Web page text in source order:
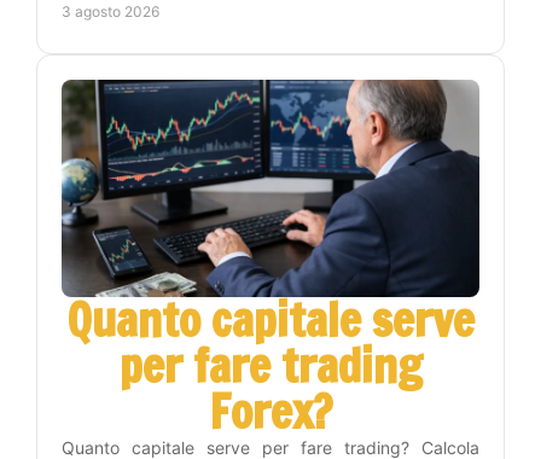
inutili.
3 agosto 2026
Quanto capitale serve
per fare trading
Forex?
Quanto capitale serve per fare trading? Calcola